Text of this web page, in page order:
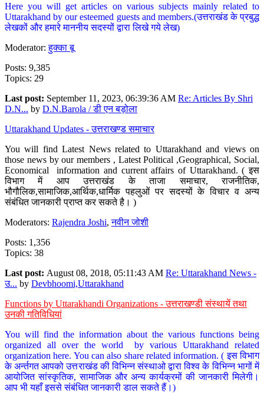
Here you will get articles on various subjects mainly related to
Uttarakhand by our esteemed guests and members.(उत्तराखंड के प्रबुद्ध
लेखकों और हमारे माननीय सदस्यों द्वारा लिखे गये लेख)
Moderator:हुक्का बू
Posts: 9,385
Topics: 29
Last post: September 11, 2023, 06:39:36 AM Re: Articles By Shri
D.N... by D.N.Barola / डी एन बड़ोला
Uttarakhand Updates - उत्तराखण्ड समाचार
You will find Latest News related to Uttarakhand and views on
those news by our members , Latest Political ,Geographical, Social,
Economical information and current affairs of Uttarakhand. ( इस
विभाग में आप उत्तराखंड के ताजा समाचार, राजनीतिक,
भौगौलिक,सामाजिक,आर्थिक,धार्मिक पहलुओं पर सदस्यों के विचार व अन्य
संबंधित जानकारी प्राप्त कर सकते है। )
Moderators: Rajendra Joshi,नवीन जोशी
Posts: 1,356
Topics: 38
Last post: August 08, 2018, 05:11:43 AM Re: Uttarakhand News -
उ... by Devbhoomi,Uttarakhand
Functions by Uttarakhandi Organizations - उत्तराखण्डी संस्थायें तथा
उनकी गतिविधियां
You will find the information about the various functions being
organized all over the world by various Uttarakhand related
organization here. You can also share related information. ( इस विभाग
के अर्न्तगत आपको उत्तराखंड की विभिन्न संस्थाओ द्वारा विश्व के विभिन्न भागों में
आयोजित सांस्कृतिक, सामाजिक और अन्य कार्यक्रमों की जानकारी मिलेगी।
आप भी यहाँ इससे संबंधित जानकारी डाल सकते हैं।)